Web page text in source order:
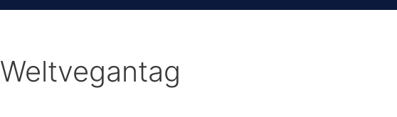
Weltvegantag